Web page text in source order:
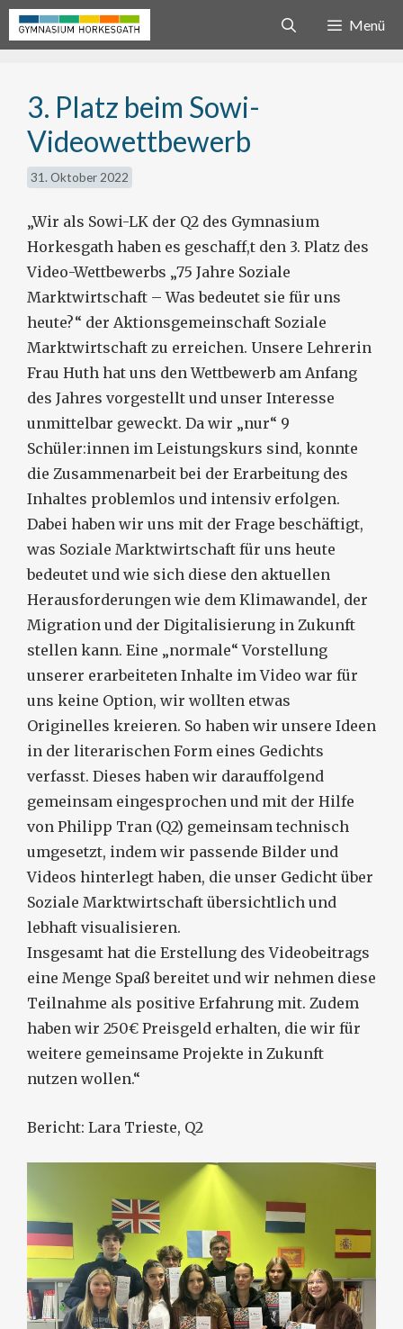
Zum
Inhalt
Menü
3. Platz beim Sowi-
Videowettbewerb
31. Oktober 2022
„Wir als Sowi-LK der Q2 des Gymnasium
Horkesgath haben es geschaff,t den 3. Platz des
Video-Wettbewerbs „75 Jahre Soziale
Marktwirtschaft – Was bedeutet sie für uns
heute?“ der Aktionsgemeinschaft Soziale
Marktwirtschaft zu erreichen. Unsere Lehrerin
Frau Huth hat uns den Wettbewerb am Anfang
des Jahres vorgestellt und unser Interesse
unmittelbar geweckt. Da wir „nur“ 9
Schüler:innen im Leistungskurs sind, konnte
die Zusammenarbeit bei der Erarbeitung des
Inhaltes problemlos und intensiv erfolgen.
Dabei haben wir uns mit der Frage beschäftigt,
was Soziale Marktwirtschaft für uns heute
bedeutet und wie sich diese den aktuellen
Herausforderungen wie dem Klimawandel, der
Migration und der Digitalisierung in Zukunft
stellen kann. Eine „normale“ Vorstellung
unserer erarbeiteten Inhalte im Video war für
uns keine Option, wir wollten etwas
Originelles kreieren. So haben wir unsere Ideen
in der literarischen Form eines Gedichts
verfasst. Dieses haben wir darauffolgend
gemeinsam eingesprochen und mit der Hilfe
von Philipp Tran (Q2) gemeinsam technisch
umgesetzt, indem wir passende Bilder und
Videos hinterlegt haben, die unser Gedicht über
Soziale Marktwirtschaft übersichtlich und
lebhaft visualisieren.
Insgesamt hat die Erstellung des Videobeitrags
eine Menge Spaß bereitet und wir nehmen diese
Teilnahme als positive Erfahrung mit. Zudem
haben wir 250€ Preisgeld erhalten, die wir für
weitere gemeinsame Projekte in Zukunft
nutzen wollen.“
Bericht: Lara Trieste, Q2